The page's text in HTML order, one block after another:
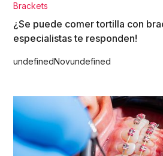
Brackets
¿Se puede comer tortilla con
especialistas te responden!
undefinedNovundefined